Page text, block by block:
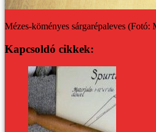
Mézes-köményes sárgarépaleves (Fotó:
Kapcsoldó cikkek: